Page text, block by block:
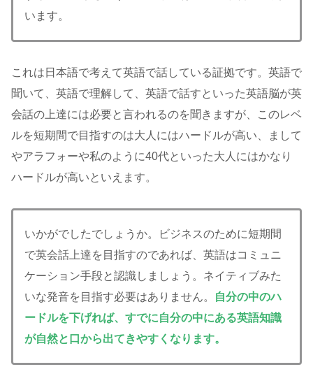
います。
これは日本語で考えて英語で話している証拠です。英語で
聞いて、英語で理解して、英語で話すといった英語脳が英
会話の上達には必要と言われるのを聞きますが、このレベ
ルを短期間で目指すのは大人にはハードルが高い、まして
やアラフォーや私のように40代といった大人にはかなり
ハードルが高いといえます。
いかがでしたでしょうか。ビジネスのために短期間
で英会話上達を目指すのであれば、英語はコミュニ
ケーション手段と認識しましょう。ネイティブみた
いな発音を目指す必要はありません。
自分の中のハ
ードルを下げれば、すでに自分の中にある英語知識
が自然と口から出てきやすくなります。